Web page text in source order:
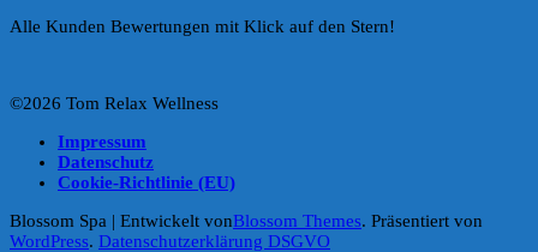
Alle Kunden Bewertungen mit Klick auf den Stern!
©2026 Tom Relax Wellness
Impressum
Datenschutz
Cookie-Richtlinie (EU)
Blossom Spa | Entwickelt vonBlossom Themes. Präsentiert von
WordPress. Datenschutzerklärung DSGVO